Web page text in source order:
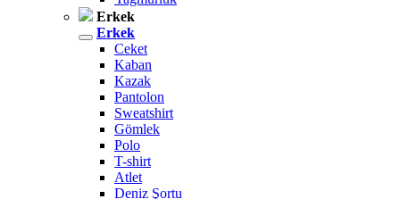
Erkek
Erkek
Ceket
Kaban
Kazak
Pantolon
Sweatshirt
Gömlek
Polo
T-shirt
Atlet
Deniz Şortu